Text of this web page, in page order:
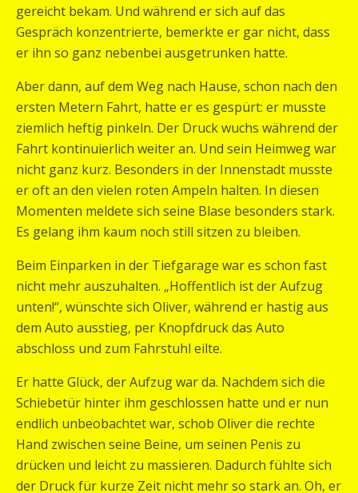
gereicht bekam. Und während er sich auf das
Gespräch konzentrierte, bemerkte er gar nicht, dass
er ihn so ganz nebenbei ausgetrunken hatte.
Aber dann, auf dem Weg nach Hause, schon nach den
ersten Metern Fahrt, hatte er es gespürt: er musste
ziemlich heftig pinkeln. Der Druck wuchs während der
Fahrt kontinuierlich weiter an. Und sein Heimweg war
nicht ganz kurz. Besonders in der Innenstadt musste
er oft an den vielen roten Ampeln halten. In diesen
Momenten meldete sich seine Blase besonders stark.
Es gelang ihm kaum noch still sitzen zu bleiben.
Beim Einparken in der Tiefgarage war es schon fast
nicht mehr auszuhalten. „Hoffentlich ist der Aufzug
unten!“, wünschte sich Oliver, während er hastig aus
dem Auto ausstieg, per Knopfdruck das Auto
abschloss und zum Fahrstuhl eilte.
Er hatte Glück, der Aufzug war da. Nachdem sich die
Schiebetür hinter ihm geschlossen hatte und er nun
endlich unbeobachtet war, schob Oliver die rechte
Hand zwischen seine Beine, um seinen Penis zu
drücken und leicht zu massieren. Dadurch fühlte sich
der Druck für kurze Zeit nicht mehr so stark an. Oh, er